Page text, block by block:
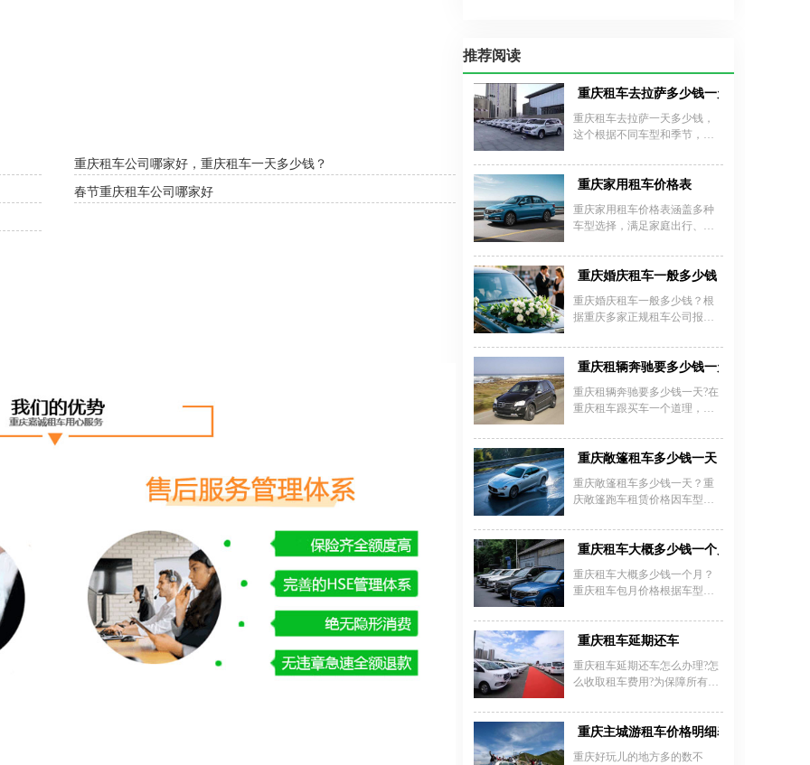
重庆租车公司哪家好，重庆租车一天多少钱？
春节重庆租车公司哪家好
推荐阅读
重庆租车去拉萨多少钱一天?
重庆租车去拉萨一天多少钱，
这个根据不同车型和季节，价
的答案，尤其是针对进藏的车
型，淡季旺季特别明显，价格
豹(黑金钢)、长城哈弗H6大概
在450元/天;丰田RAV4、本田
罗V73、丰田普拉多4000大概价
格在600-900元/天。
重庆家用租车价格表
重庆家用租车价格表涵盖多种
车型选择，满足家庭出行、自
亚迪F3、大众朗逸日租金约70-
160元，适合短途代步；中高端
均租金180-350元，兼具舒适性
与性价比。家庭多人出行可选7
如奔驰V260或丰田埃尔法则需
1500-1900元/天。费用明细包含
基础租金、超时费（30元/小时
里），油费、停车费等需自
理。长期租赁优惠显著，低端
机服
重庆婚庆租车一般多少钱
重庆婚庆租车一般多少钱？根
据重庆多家正规租车公司报
车型档次，经济型轿车如本
田、别克等日租约300-2000元，
价格在500-2500元/天，豪华车
型如宾利、劳斯莱斯日租费用
格在2000-10000元不等。租车价
格还受租期、淡旺季及服务内
容影响，部分套餐含司机费用
选择重庆嘉诚租车等排名前十
的正规公司，保障车型多样性
提前咨询车
重庆租辆奔驰要多少钱一天？
重庆租辆奔驰要多少钱一天?在
重庆租车跟买车一个道理，奔
同，而且不同的租车平台，日
租金也会有差异。下面介绍几
金，让大家感受下。
重庆敞篷租车多少钱一天
重庆敞篷租车多少钱一天？重
庆敞篷跑车租赁价格因车型、
敞篷车如保时捷718日租金约
788-800元，押金1万元，适合短
如兰博基尼Huracan Evo日租价
2888元（押金3万元），法拉利
天（押金5万元）。淡旺季价格
波动明显，超里程费用按车型
计算，日租自驾含200-300公里/
收费，配驾服务每日限8小
时/220公里，超时30元/小时。
重庆租车大概多少钱一个月
重庆租车大概多少钱一个月？
重庆租车包月价格根据车型、
济型轿车如大众捷达、丰田威
驰等月租费用通常在2800-4800
迈腾的月租价格约为6600-9000
元，高端车型如奥迪A6或别克
普拉多2.7L的月租费用则可达
12800-18800元。重庆长期租车
重庆租车延期还车
重庆租车延期还车怎么办理?怎
么收取租车费用?为保障所有预
安全，重庆租车公司希望您按
约定准时还车，如果到期因为
重庆主城游租车价格明细表
重庆好玩儿的地方多的数不